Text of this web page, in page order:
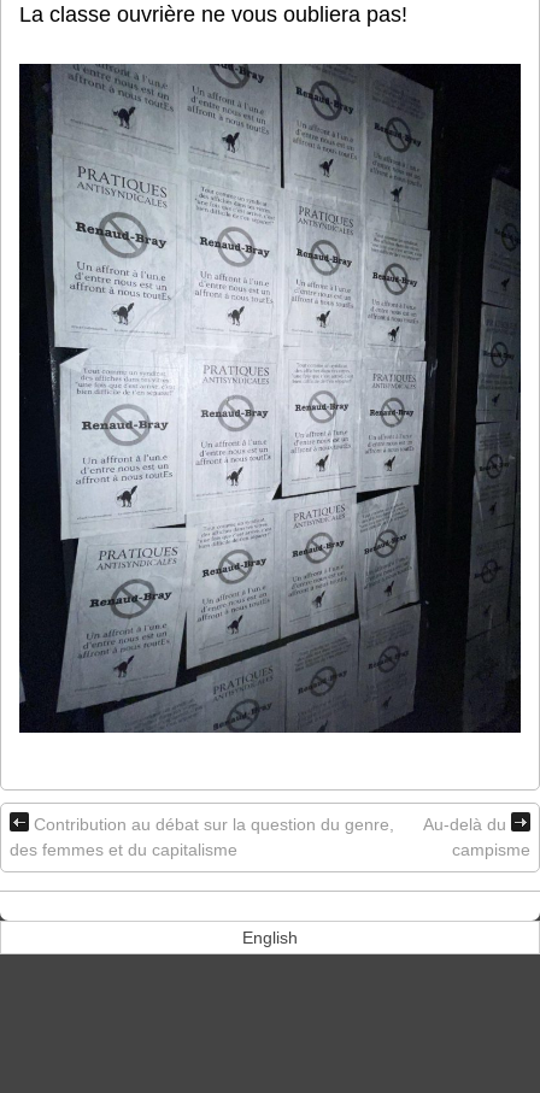
La classe ouvrière ne vous oubliera pas!
Contribution au débat sur la question du genre,
des femmes et du capitalisme
Au-delà du
campisme
English